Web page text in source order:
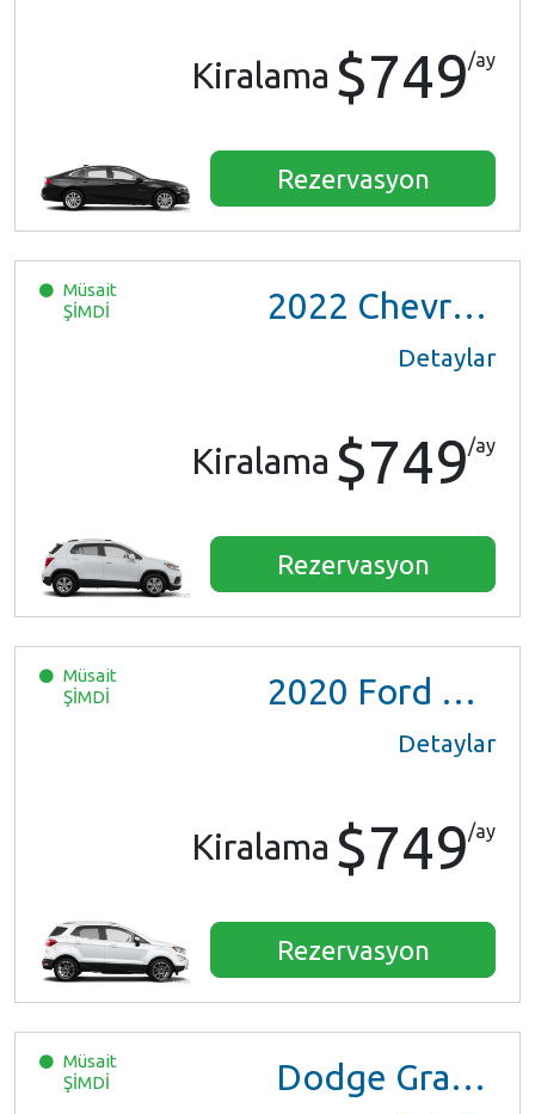
Kiralama $749/ay
Rezervasyon
Müsait
ŞİMDİ
2022 Chevrolet Trax LS
Detaylar
Kiralama $749/ay
Rezervasyon
Müsait
ŞİMDİ
2020 Ford EcoSport
Detaylar
Kiralama $749/ay
Rezervasyon
Müsait
ŞİMDİ
Dodge Grand Caravan